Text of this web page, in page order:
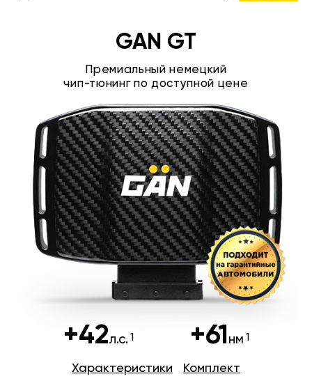
GAN GT
Премиальный немецкий
чип-тюнинг по доступной цене
+42л.с. +61 нм
Характеристики Комплект